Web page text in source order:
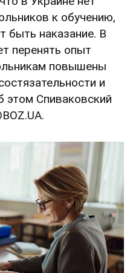
к обучению,
быть наказание. В
перенять опыт
повышены
и
этом Спиваковский